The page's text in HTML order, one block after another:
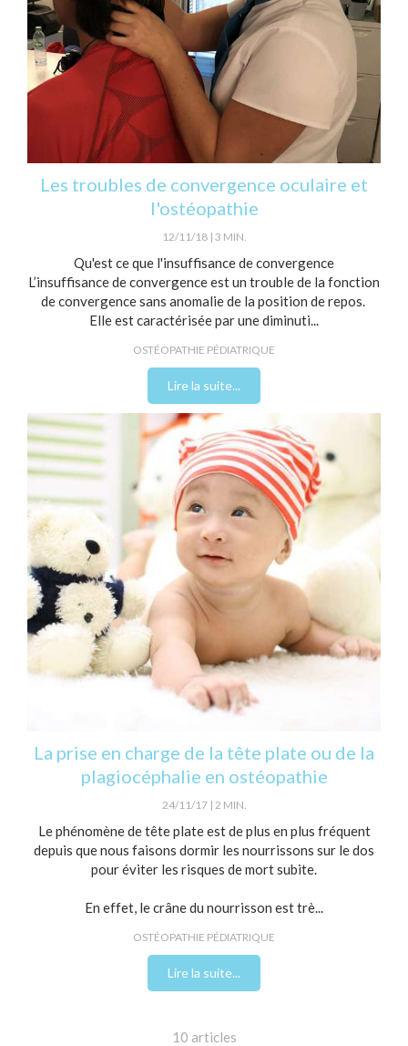
Les troubles de convergence oculaire et
l'ostéopathie
12/11/18 3 MIN.
Qu'est ce que l'insuffisance de convergence
L’insuffisance de convergence est un trouble de la fonction
de convergence sans anomalie de la position de repos.
Elle est caractérisée par une diminuti...
OSTÉOPATHIE PÉDIATRIQUE
Lire la suite...
La prise en charge de la tête plate ou de la
plagiocéphalie en ostéopathie
24/11/17 2 MIN.
Le phénomène de tête plate est de plus en plus fréquent
depuis que nous faisons dormir les nourrissons sur le dos
pour éviter les risques de mort subite.
En effet, le crâne du nourrisson est trè...
OSTÉOPATHIE PÉDIATRIQUE
Lire la suite...
10 articles